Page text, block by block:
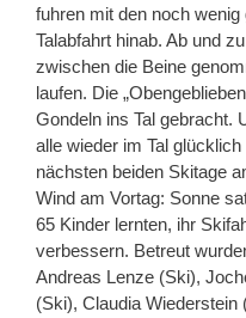
fuhren mit den noch
Talabfahrt hinab. Ab und
zwischen die Beine
laufen. Die
Gondeln ins Tal gebracht.
alle wieder im Tal
nächsten beiden Skitage
Wind am Vortag: Sonne
65 Kinder lernten, ihr
verbessern. Betreut
Andreas Lenze (Ski),
(Ski), Claudia